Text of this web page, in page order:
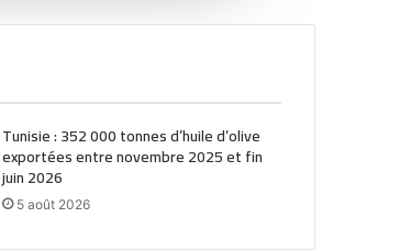
Tunisie : 352 000 tonnes d’huile d’olive
exportées entre novembre 2025 et fin
juin 2026
5 août 2026